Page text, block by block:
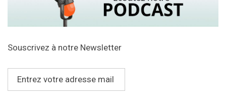
Souscrivez à notre Newsletter